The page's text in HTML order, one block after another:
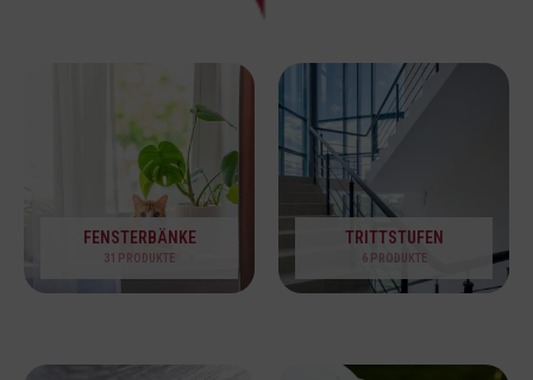
FENSTERBÄNKE
31 PRODUKTE
TRITTSTUFEN
6 PRODUKTE